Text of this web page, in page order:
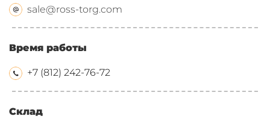
sale@ross-torg.com
Время работы
+7 (812) 242-76-72
Склад